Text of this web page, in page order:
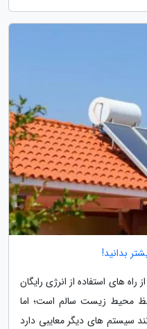
بدانید!
های استفاده از انرژی رایگان
محیط زیست سالم است؛ اما
سیستم های دیگر معایبی دارد